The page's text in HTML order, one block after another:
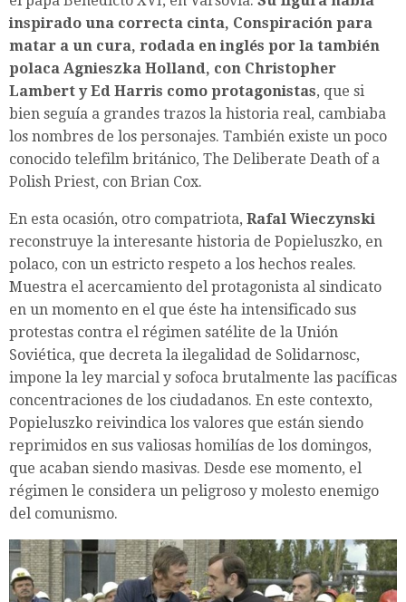
inspirado una correcta cinta, Conspiración para
matar a un cura, rodada en inglés por la también
polaca Agnieszka Holland, con Christopher
Lambert y Ed Harris como protagonistas, que si
bien seguía a grandes trazos la historia real, cambiaba
los nombres de los personajes. También existe un poco
conocido telefilm británico, The Deliberate Death of a
Polish Priest, con Brian Cox.
En esta ocasión, otro compatriota, Rafal Wieczynski
reconstruye la interesante historia de Popieluszko, en
polaco, con un estricto respeto a los hechos reales.
Muestra el acercamiento del protagonista al sindicato
en un momento en el que éste ha intensificado sus
protestas contra el régimen satélite de la Unión
Soviética, que decreta la ilegalidad de Solidarnosc,
impone la ley marcial y sofoca brutalmente las pacíficas
concentraciones de los ciudadanos. En este contexto,
Popieluszko reivindica los valores que están siendo
reprimidos en sus valiosas homilías de los domingos,
que acaban siendo masivas. Desde ese momento, el
régimen le considera un peligroso y molesto enemigo
del comunismo.